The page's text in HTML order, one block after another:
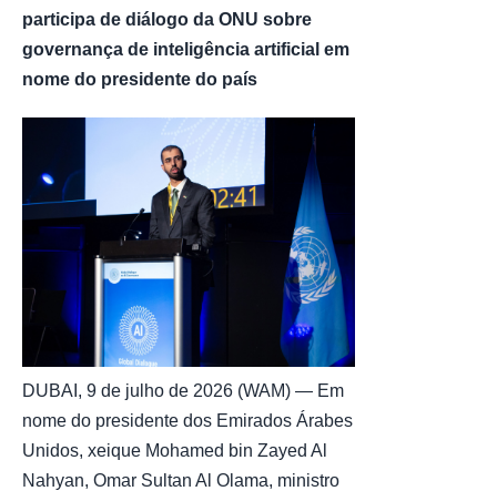
participa de diálogo da ONU sobre
governança de inteligência artificial em
nome do presidente do país
DUBAI, 9 de julho de 2026 (WAM) — Em
nome do presidente dos Emirados Árabes
Unidos, xeique Mohamed bin Zayed Al
Nahyan, Omar Sultan Al Olama, ministro